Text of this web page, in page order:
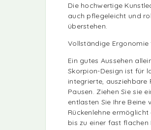
Die hochwertige
auch pflegeleicht und
überstehen.
Vollständige
Ein gutes Aussehen
Skorpion-Design ist für
integrierte,
Pausen. Ziehen Sie sie
entlasten Sie Ihre
Rückenlehne
bis zu einer fast flachen